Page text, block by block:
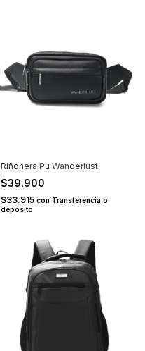
Riñonera Pu Wanderlust
$39.900
$33.915 con Transferencia o
depósito